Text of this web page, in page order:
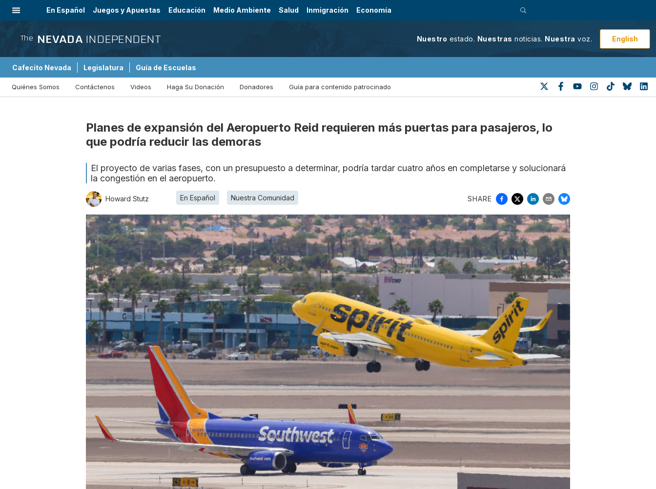
En Español Juegos y Apuestas Educación Medio Ambiente Salud Inmigración Economía
The NEVADA INDEPENDENT Nuestro estado. Nuestras noticias. Nuestra voz. English
Cafecito Nevada Legislatura Guía de Escuelas
Quiénes Somos Contáctenos Videos Haga Su Donación Donadores Guía para contenido patrocinado
Planes de expansión del Aeropuerto Reid requieren más puertas para pasajeros, lo
que podría reducir las demoras
El proyecto de varias fases, con un presupuesto a determinar, podría tardar cuatro años en completarse y solucionará
la congestión en el aeropuerto.
Howard Stutz En Español Nuestra Comunidad SHARE